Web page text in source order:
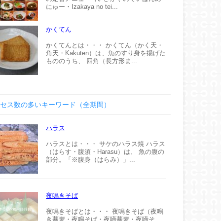
にゅー・Izakaya no tei...
かくてん
かくてんとは・・・ かくてん（かく天・
角天・Kakuten）は、魚のすり身を揚げた
もののうち、 四角（長方形ま...
ス数の多いキーワード（全期間）
ハラス
ハラスとは・・・ サケのハラス焼 ハラス
（はらす・腹須・Harasu）は、 魚の腹の
部分。「※腹身（はらみ）」...
夜鳴きそば
夜鳴きそばとは・・・ 夜鳴きそば（夜鳴
き蕎麦・夜鳴そば・夜啼蕎麦・夜啼そ